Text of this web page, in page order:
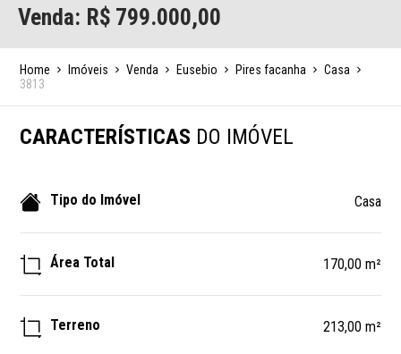
Venda: R$ 799.000,00
Home Imóveis Venda Eusebio Pires facanha
Casa
3813
CARACTERÍSTICAS DO IMÓVEL
Tipo do Imóvel Casa
Área Total 170,00 m²
Terreno 213,00 m²